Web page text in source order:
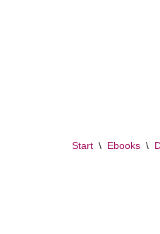
Start \ Ebooks \